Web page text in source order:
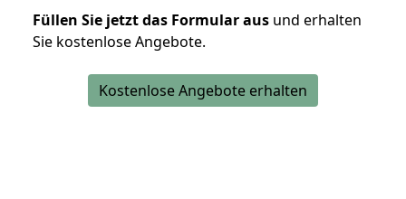
Füllen Sie jetzt das Formular aus und erhalten
Sie kostenlose Angebote.
Kostenlose Angebote erhalten